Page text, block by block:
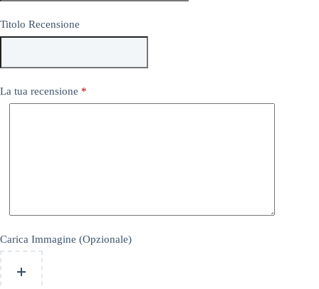
Titolo Recensione
La tua recensione *
Carica Immagine (Opzionale)